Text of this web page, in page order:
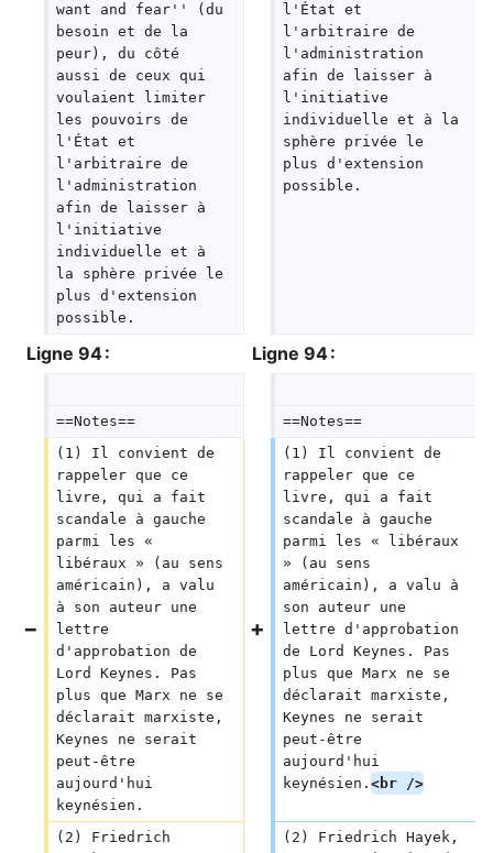
want and fear'' (du
besoin et de la
peur), du côté
aussi de ceux qui
voulaient limiter
les pouvoirs de
l'État et
l'arbitraire de
l'administration
afin de laisser à
l'initiative
individuelle et à
la sphère privée le
plus d'extension
possible.
l'État et
l'arbitraire de
l'administration
afin de laisser à
l'initiative
individuelle et à la
sphère privée le
plus d'extension
possible.
Ligne 94 : Ligne 94 :
==Notes==
==Notes==
(1) Il convient de
rappeler que ce
livre, qui a fait
scandale à gauche
parmi les «
libéraux » (au sens
américain), a valu
à son auteur une
lettre
d'approbation de
Lord Keynes. Pas
plus que Marx ne se
déclarait marxiste,
Keynes ne serait
peut-être
aujourd'hui
keynésien.
(1) Il convient de
rappeler que ce
livre, qui a fait
scandale à gauche
parmi les « libéraux
» (au sens
américain), a valu à
son auteur une
lettre d'approbation
de Lord Keynes. Pas
plus que Marx ne se
déclarait marxiste,
Keynes ne serait
peut-être
aujourd'hui
keynésien. <br />
(2) Friedrich
(2) Friedrich Hayek,